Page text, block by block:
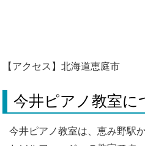
【アクセス】北海道恵庭市
今井ピアノ教室に
今井ピアノ教室は、恵み野駅